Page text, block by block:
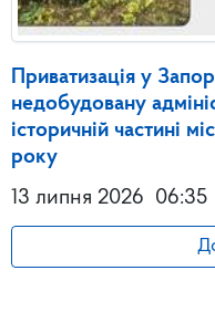
Приватизація у
недобудовану
історичній частині
року
13 липня 2026 06:35